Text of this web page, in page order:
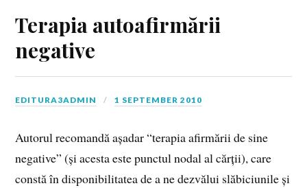
Terapia autoafirmării
negative
EDITURA3ADMIN 1 SEPTEMBER 2010
Autorul recomandă așadar “terapia afirmării de sine
negative” (și acesta este punctul nodal al cărții), care
constă în disponibilitatea de a ne dezvălui slăbiciunile și